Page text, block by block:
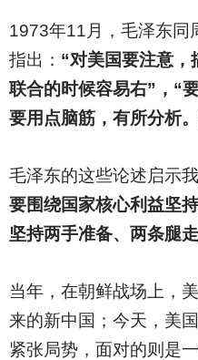
1973年11月，毛泽东同
指出： “对美国要注意，
联合的时候容易右”，“
要用点脑筋，有所分析
毛泽东的这些论述启示我
要围绕国家核心利益坚
坚持两手准备、两条腿走
当年，在朝鲜战场上，
来的新中国；今天，美
紧张局势，面对的则是